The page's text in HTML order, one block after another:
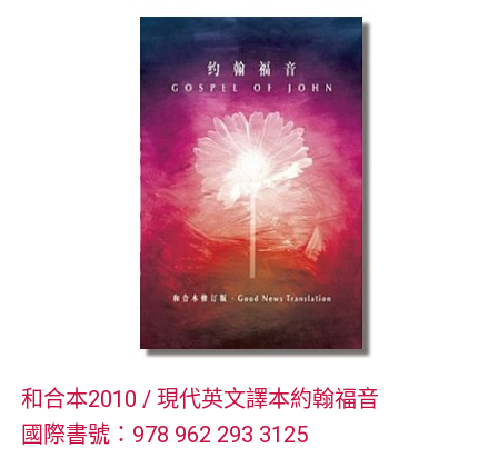
和合本2010 / 現代英文譯本約翰福音
國際書號：978 962 293 3125